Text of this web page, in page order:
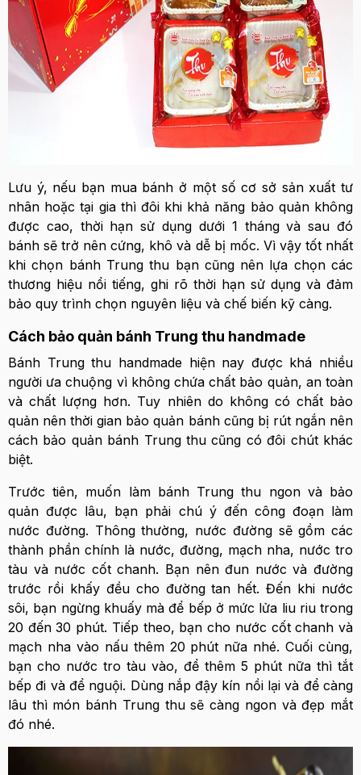
Lưu ý, nếu bạn mua bánh ở một số cơ sở sản xuất tư
nhân hoặc tại gia thì đôi khi khả năng bảo quản không
được cao, thời hạn sử dụng dưới 1 tháng và sau đó
bánh sẽ trở nên cứng, khô và dễ bị mốc. Vì vậy tốt nhất
khi chọn bánh Trung thu bạn cũng nên lựa chọn các
thương hiệu nổi tiếng, ghi rõ thời hạn sử dụng và đảm
bảo quy trình chọn nguyên liệu và chế biến kỹ càng.
Cách bảo quản bánh Trung thu handmade
Bánh Trung thu handmade hiện nay được khá nhiều
người ưa chuộng vì không chứa chất bảo quản, an toàn
và chất lượng hơn. Tuy nhiên do không có chất bảo
quản nên thời gian bảo quản bánh cũng bị rút ngắn nên
cách bảo quản bánh Trung thu cũng có đôi chút khác
biệt.
Trước tiên, muốn làm bánh Trung thu ngon và bảo
quản được lâu, bạn phải chú ý đến công đoạn làm
nước đường. Thông thường, nước đường sẽ gồm các
thành phần chính là nước, đường, mạch nha, nước tro
tàu và nước cốt chanh. Bạn nên đun nước và đường
trước rồi khấy đều cho đường tan hết. Đến khi nước
sôi, bạn ngừng khuấy mà để bếp ở mức lửa liu riu trong
20 đến 30 phút. Tiếp theo, bạn cho nước cốt chanh và
mạch nha vào nấu thêm 20 phút nữa nhé. Cuối cùng,
bạn cho nước tro tàu vào, để thêm 5 phút nữa thì tắt
bếp đi và để nguội. Dùng nắp đậy kín nồi lại và để càng
lâu thì món bánh Trung thu sẽ càng ngon và đẹp mắt
đó nhé.